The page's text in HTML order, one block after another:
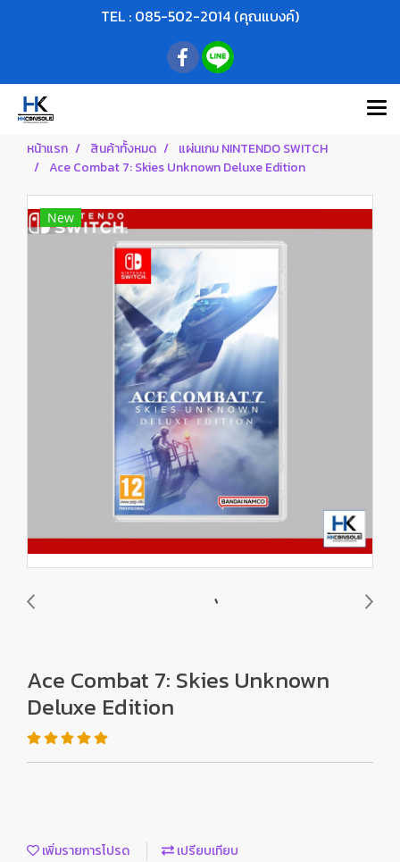
TEL : 085-502-2014 (คุณแบงค์)
หน้าแรก สินค้าทั้งหมด
แผ่นเกม NINTENDO SWITCH
Ace Combat 7: Skies Unknown Deluxe Edition
New
Ace Combat 7: Skies Unknown
Deluxe Edition
เพิ่มรายการโปรด เปรียบเทียบ